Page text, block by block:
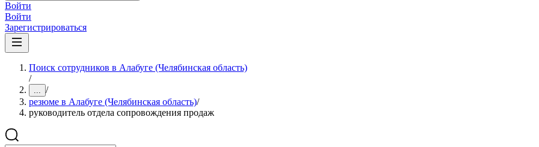
Войти
Войти
Зарегистрироваться
Поиск сотрудников в Алабуге (Челябинская область)
/
... /
резюме в Алабуге (Челябинская область)/
руководитель отдела сопровождения продаж